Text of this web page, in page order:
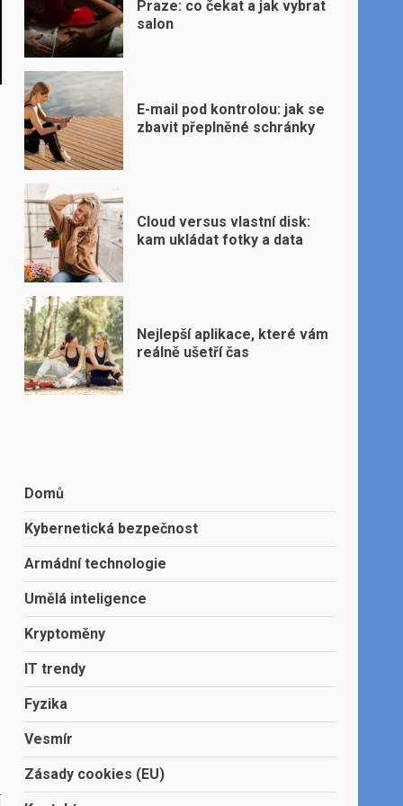
Praze: co čekat a jak vybrat
salon
E-mail pod kontrolou: jak se
zbavit přeplněné schránky
Cloud versus vlastní disk:
kam ukládat fotky a data
Nejlepší aplikace, které vám
reálně ušetří čas
Domů
Kybernetická bezpečnost
Armádní technologie
Umělá inteligence
Kryptoměny
IT trendy
Fyzika
Vesmír
Zásady cookies (EU)